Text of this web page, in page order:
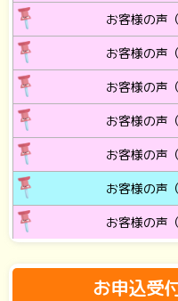
お客様の声
お客様の声
お客様の声
お客様の声
お客様の声
お客様の声
お客様の声
お申込受